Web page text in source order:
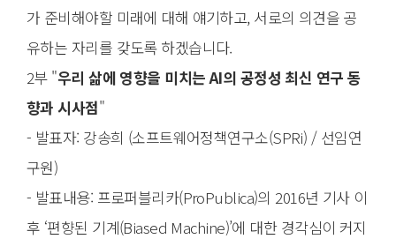
가 준비해야할 미래에 대해 얘기하고, 서로의 의견을 공
유하는 자리를 갖도록 하겠습니다.
2부 "우리 삶에 영향을 미치는 AI의 공정성 최신 연구 동
향과 시사점"
- 발표자: 강송희 (소프트웨어정책연구소(SPRi) / 선임연
구원)
- 발표내용: 프로퍼블리카(ProPublica)의 2016년 기사 이
후 ‘편향된 기계(Biased Machine)’에 대한 경각심이 커지